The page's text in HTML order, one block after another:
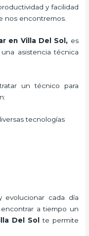
y facilidad
nos encontremos.
en Villa Del Sol, es
asistencia técnica
un técnico para
tecnologías
evolucionar cada día
a tiempo un
Del Sol
te permite